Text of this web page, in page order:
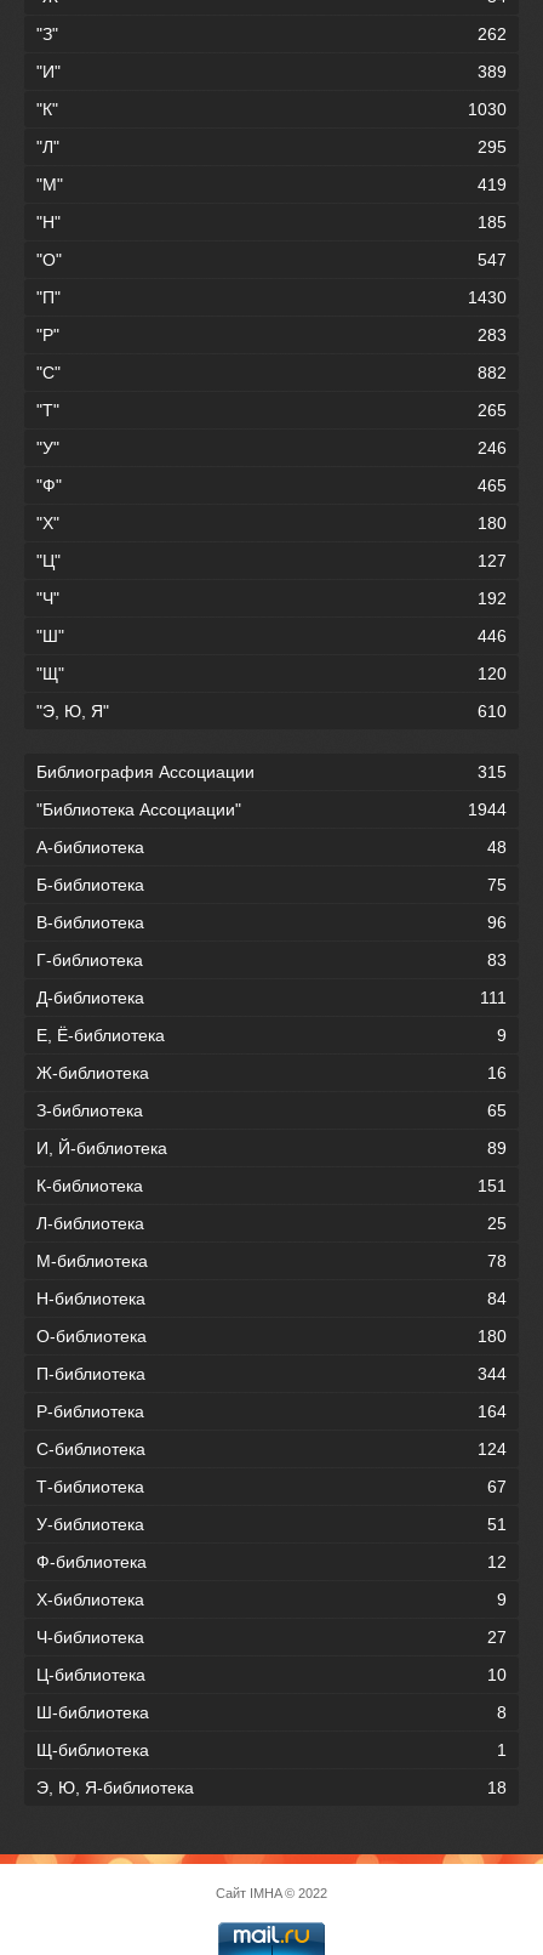
"З"
262
"И"
389
"К"
1030
"Л"
295
"М"
419
"Н"
185
"О"
547
"П"
1430
"Р"
283
"С"
882
"Т"
265
"У"
246
"Ф"
465
"Х"
180
"Ц"
127
"Ч"
192
"Ш"
446
"Щ"
120
"Э, Ю, Я"
610
Библиография Ассоциации
315
"Библиотека Ассоциации"
1944
А-библиотека
48
Б-библиотека
75
В-библиотека
96
Г-библиотека
83
Д-библиотека
111
Е, Ё-библиотека
9
Ж-библиотека
16
З-библиотека
65
И, Й-библиотека
89
К-библиотека
151
Л-библиотека
25
М-библиотека
78
Н-библиотека
84
О-библиотека
180
П-библиотека
344
Р-библиотека
164
С-библиотека
124
Т-библиотека
67
У-библиотека
51
Ф-библиотека
12
Х-библиотека
9
Ч-библиотека
27
Ц-библиотека
10
Ш-библиотека
8
Щ-библиотека
1
Э, Ю, Я-библиотека
18
Сайт IMHA© 2022